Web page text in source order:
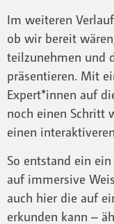
Im weiteren
ob wir bereit
teilzunehmen und
präsentieren. Mit
Expert*innen auf
noch einen Schritt
einen
So entstand ein
auf immersive
auch hier die auf
erkunden kann –